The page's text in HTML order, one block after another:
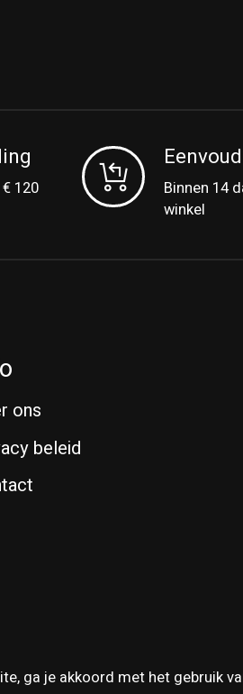
120
Binnen 14
winkel
ons
beleid
ga je akkoord met het gebruik